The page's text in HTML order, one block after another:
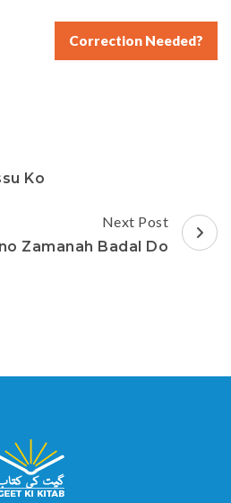
Correction Needed?
Ko
Next Post
Zamanah Badal Do